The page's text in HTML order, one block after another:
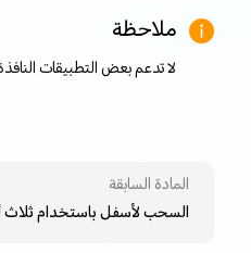
ملاحظة
لا تدعم بعض التطبيقات
المادة السابقة
السحب لأسفل باستخدام